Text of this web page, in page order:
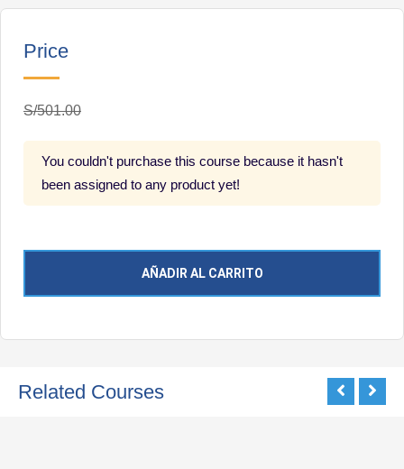
Price
S/501.00
You couldn't purchase this course because it hasn't
been assigned to any product yet!
AÑADIR AL CARRITO
Related Courses